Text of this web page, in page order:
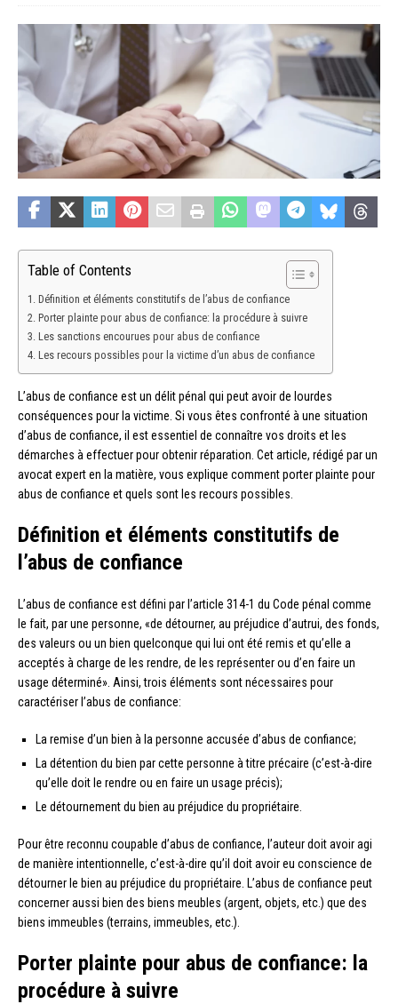
Table of Contents
Définition et éléments constitutifs de l’abus de confiance
Porter plainte pour abus de confiance: la procédure à suivre
Les sanctions encourues pour abus de confiance
Les recours possibles pour la victime d’un abus de confiance
L’abus de confiance est un délit pénal qui peut avoir de lourdes
conséquences pour la victime. Si vous êtes confronté à une situation
d’abus de confiance, il est essentiel de connaître vos droits et les
démarches à effectuer pour obtenir réparation. Cet article, rédigé par un
avocat expert en la matière, vous explique comment porter plainte pour
abus de confiance et quels sont les recours possibles.
Définition et éléments constitutifs de
l’abus de confiance
L’abus de confiance est défini par l’article 314-1 du Code pénal comme
le fait, par une personne, «de détourner, au préjudice d’autrui, des fonds,
des valeurs ou un bien quelconque qui lui ont été remis et qu’elle a
acceptés à charge de les rendre, de les représenter ou d’en faire un
usage déterminé». Ainsi, trois éléments sont nécessaires pour
caractériser l’abus de confiance:
La remise d’un bien à la personne accusée d’abus de confiance;
La détention du bien par cette personne à titre précaire (c’est-à-dire
qu’elle doit le rendre ou en faire un usage précis);
Le détournement du bien au préjudice du propriétaire.
Pour être reconnu coupable d’abus de confiance, l’auteur doit avoir agi
de manière intentionnelle, c’est-à-dire qu’il doit avoir eu conscience de
détourner le bien au préjudice du propriétaire. L’abus de confiance peut
concerner aussi bien des biens meubles (argent, objets, etc.) que des
biens immeubles (terrains, immeubles, etc.).
Porter plainte pour abus de confiance: la
procédure à suivre